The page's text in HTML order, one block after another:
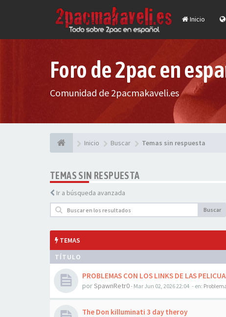
Inicio
Foro de 2pac en
Comunidad de 2pacmakaveli.es
Inicio Buscar Temas sin respuesta
TEMAS SIN RESPUESTA
Ir a búsqueda avanzada
Buscar
TEMAS
TÍTULO
PROBLEMAS CON LOS LINKS DE LAS
porSpawnRetr0- Mar Jun 02, 2026 22:04 - en:
The Don killuminati 3 day theroy